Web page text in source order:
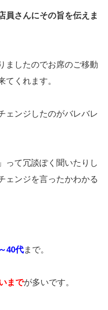
員さんにその旨を伝えま
ましたのでお席のご移動
てくれます。
ェンジしたのがバレバレ
って冗談ぽく聞いたりし
ェンジを言ったかわかる
40代まで。
までが多いです。